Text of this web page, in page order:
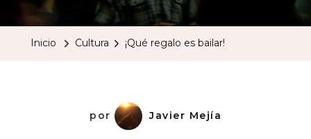
Inicio Cultura ¡Qué regalo es bailar!
por Javier Mejía